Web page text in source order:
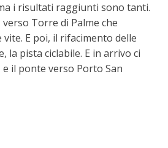
i risultati raggiunti sono tanti.
Torre di Palme che
E poi, il rifacimento delle
la pista ciclabile. E in arrivo ci
il ponte verso Porto San